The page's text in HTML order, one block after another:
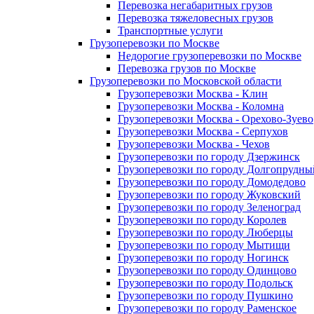
Перевозка негабаритных грузов
Перевозка тяжеловесных грузов
Транспортные услуги
Грузоперевозки по Москве
Недорогие грузоперевозки по Москве
Перевозка грузов по Москве
Грузоперевозки по Московской области
Грузоперевозки Москва - Клин
Грузоперевозки Москва - Коломна
Грузоперевозки Москва - Орехово-Зуево
Грузоперевозки Москва - Серпухов
Грузоперевозки Москва - Чехов
Грузоперевозки по городу Дзержинск
Грузоперевозки по городу
Грузоперевозки по городу Домодедово
Грузоперевозки по городу Жуковский
Грузоперевозки по городу Зеленоград
Грузоперевозки по городу Королев
Грузоперевозки по городу Люберцы
Грузоперевозки по городу Мытищи
Грузоперевозки по городу Ногинск
Грузоперевозки по городу Одинцово
Грузоперевозки по городу Подольск
Грузоперевозки по городу Пушкино
Грузоперевозки по городу Раменское